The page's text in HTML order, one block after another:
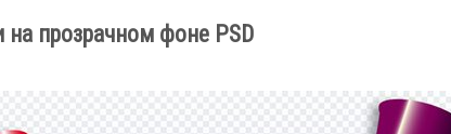
на прозрачном фоне PSD